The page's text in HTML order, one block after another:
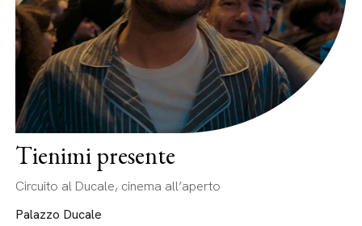
Tienimi presente
Circuito al Ducale, cinema all’aperto
Palazzo Ducale